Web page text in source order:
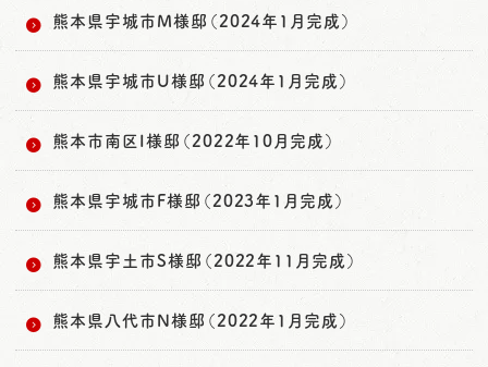
熊本県宇城市M様邸（2024年1月完成）
熊本県宇城市U様邸（2024年1月完成）
熊本市南区I様邸（2022年10月完成）
熊本県宇城市F様邸（2023年1月完成）
熊本県宇土市S様邸（2022年11月完成）
熊本県八代市N様邸（2022年1月完成）